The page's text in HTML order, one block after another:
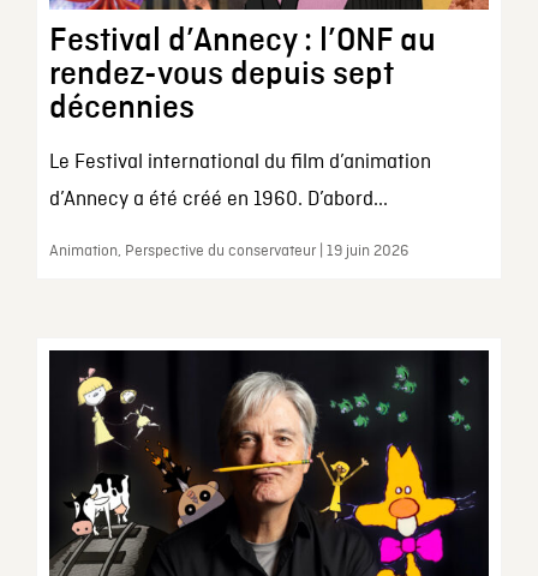
Festival d’Annecy : l’ONF au
rendez-vous depuis sept
décennies
Le Festival international du film d’animation
d’Annecy a été créé en 1960. D’abord...
Animation, Perspective du conservateur | 19 juin 2026